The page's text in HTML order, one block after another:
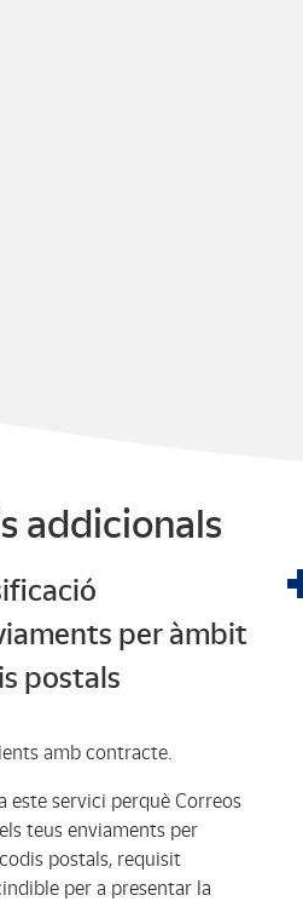
addicionals
per àmbit
postals
amb contracte.
este servici perquè Correos
teus enviaments per
postals, requisit
per a presentar la